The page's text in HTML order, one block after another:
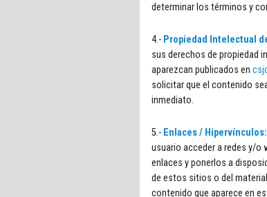
determinar los términos y
4.- Propiedad Intelectual
sus derechos de propiedad
aparezcan publicados en
solicitar que el contenido
inmediato.
5.- Enlaces / Hipervínculos:
usuario acceder a redes y/o
enlaces y ponerlos a
de estos sitios o del
contenido que aparece en